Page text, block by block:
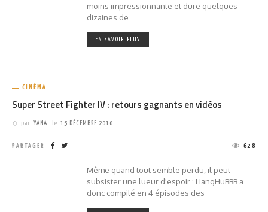
moins impressionnante et dure quelques
dizaines de
EN SAVOIR PLUS
CINÉMA
Super Street Fighter IV : retours gagnants en vidéos
par YANA le 15 DÉCEMBRE 2010
PARTAGER 628
Même quand tout semble perdu, il peut
subsister une lueur d'espoir : LiangHuBBB a
donc compilé en 4 épisodes des